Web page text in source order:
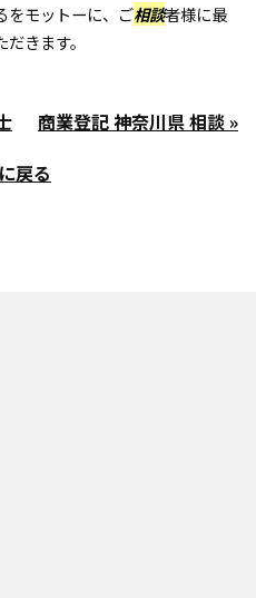
をモットーに、ご相談者様に最
きます。
商業登記 神奈川県 相談 »
戻る